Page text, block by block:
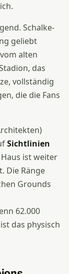
Schalke-
geliebt
alten
das
vollständig
die die Fans
Sichtlinien
ist weiter
Die Ränge
Grounds
62.000
das physisch